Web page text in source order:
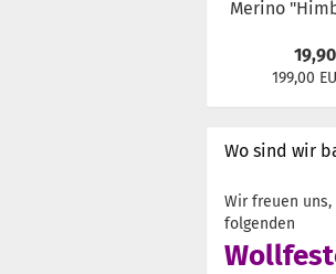
Merino
199,00
Wo sind wir
Wir freuen
folgenden